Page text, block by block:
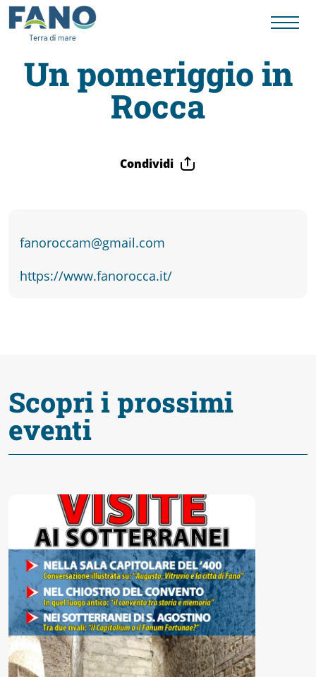
Cose
da
storici
Enogastronomia
Informazioni
Guide
Fano
Accessibili
Un pomeriggio in
Rocca
Condividi
fanoroccam@gmail.com
https://www.fanorocca.it/
Scopri i prossimi
eventi